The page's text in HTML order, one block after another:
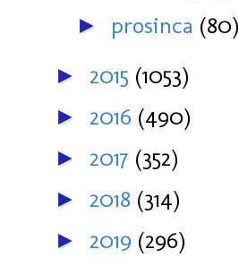
► prosinca (80)
► 2015 (1053)
► 2016 (490)
► 2017 (352)
► 2018 (314)
► 2019 (296)